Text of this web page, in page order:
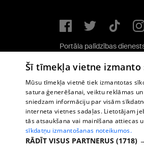
Portāla palīdzības
Copyright © 2004-2026
Šī tīmekļa vietne izmanto
Mūsu tīmekļa vietnē tiek izmantotas
satura ģenerēšanai, veiktu reklāmas
sniedzam informāciju par visām
interneta vietnes sadaļas. Lietotājam
tās atsaukšana vai mainīšana attiecas
sīkdatņu izmantošanas noteikumos.
RĀDĪT VISUS PARTNERUS (1718)